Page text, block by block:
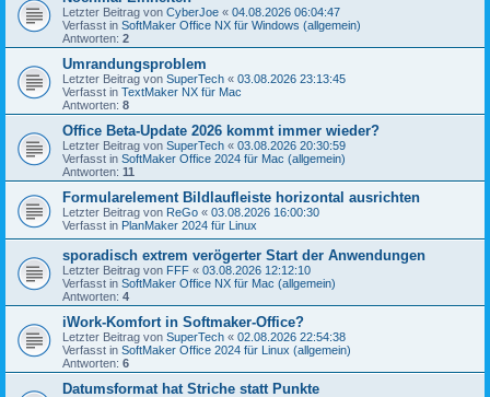
Letzter Beitrag von CyberJoe « 04.08.2026 06:04:47
Verfasst in SoftMaker Office NX für Windows (allgemein)
Antworten: 2
Umrandungsproblem
Letzter Beitrag von SuperTech « 03.08.2026 23:13:45
Verfasst in TextMaker NX für Mac
Antworten: 8
Office Beta-Update 2026 kommt immer wieder?
Letzter Beitrag von SuperTech « 03.08.2026 20:30:59
Verfasst in SoftMaker Office 2024 für Mac (allgemein)
Antworten: 11
Formularelement Bildlaufleiste horizontal ausrichten
Letzter Beitrag von ReGo « 03.08.2026 16:00:30
Verfasst in PlanMaker 2024 für Linux
sporadisch extrem verögerter Start der Anwendungen
Letzter Beitrag von FFF « 03.08.2026 12:12:10
Verfasst in SoftMaker Office NX für Mac (allgemein)
Antworten: 4
iWork-Komfort in Softmaker-Office?
Letzter Beitrag von SuperTech « 02.08.2026 22:54:38
Verfasst in SoftMaker Office 2024 für Linux (allgemein)
Antworten: 6
Datumsformat hat Striche statt Punkte